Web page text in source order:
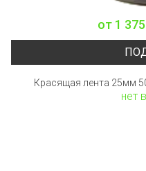
от 1
Красящая лента 25мм
нет